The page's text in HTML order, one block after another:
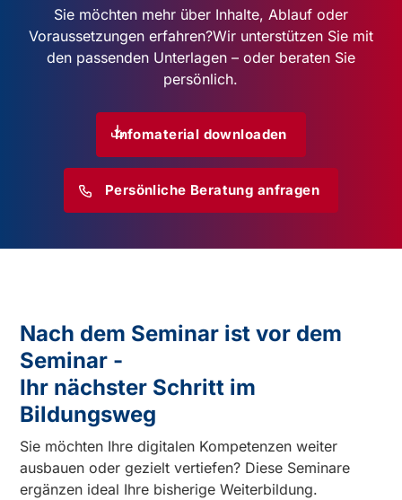
Sie möchten mehr über Inhalte, Ablauf oder
Voraussetzungen erfahren?Wir unterstützen Sie mit
den passenden Unterlagen – oder beraten Sie
persönlich.
Infomaterial downloaden
Persönliche Beratung anfragen
Nach dem Seminar ist vor dem
Seminar -
Ihr nächster Schritt im
Bildungsweg
Sie möchten Ihre digitalen Kompetenzen weiter
ausbauen oder gezielt vertiefen? Diese Seminare
ergänzen ideal Ihre bisherige Weiterbildung.